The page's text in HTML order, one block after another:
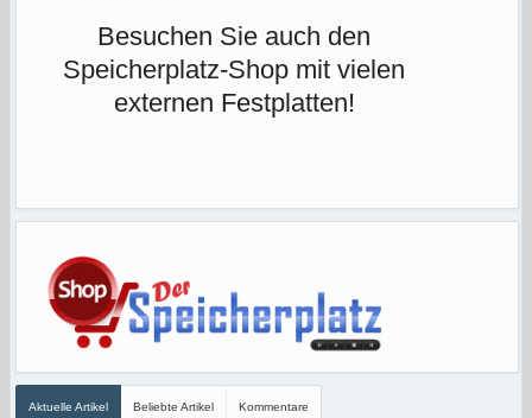
Besuchen Sie auch den
Speicherplatz-Shop mit vielen
externen Festplatten!
Aktuelle Artikel Beliebte Artikel Kommentare